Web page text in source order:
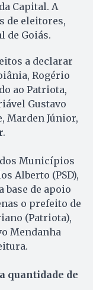
Capital. A
de eleitores,
de Goiás.
a declarar
Rogério
ao Patriota,
Gustavo
Marden Júnior,
Municípios
Alberto (PSD),
de apoio
o prefeito de
(Patriota),
Mendanha
quantidade de